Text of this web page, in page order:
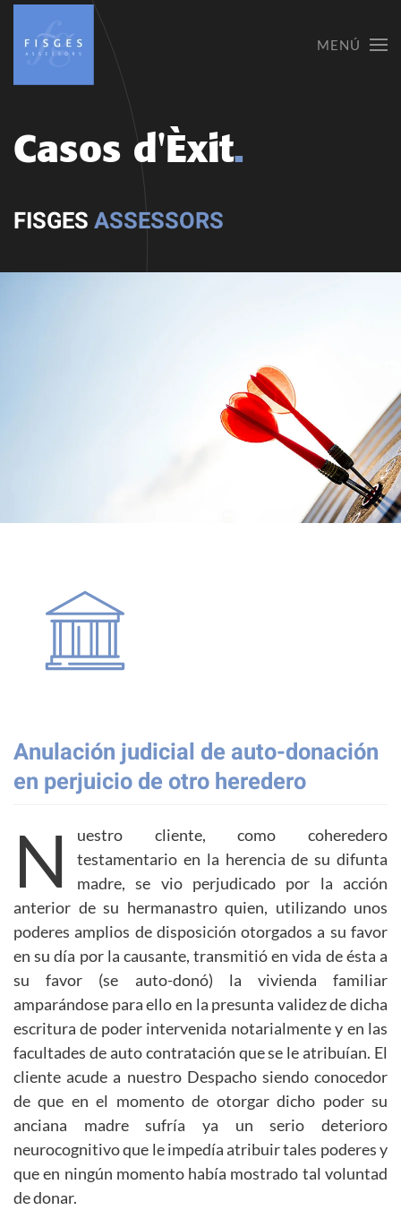
Skip
main
MENÚ
Casos d'Èxit.
FISGESASSESSORS
Anulación judicial de auto-donación
en perjuicio de otro heredero
N
uestro cliente, como coheredero
testamentario en la herencia de su difunta
madre, se vio perjudicado por la acción
anterior de su hermanastro quien, utilizando unos
poderes amplios de disposición otorgados a su favor
en su día por la causante, transmitió en vida de ésta a
su favor (se auto-donó) la vivienda familiar
amparándose para ello en la presunta validez de dicha
escritura de poder intervenida notarialmente y en las
facultades de auto contratación que se le atribuían. El
cliente acude a nuestro Despacho siendo conocedor
de que en el momento de otorgar dicho poder su
anciana madre sufría ya un serio deterioro
neurocognitivo que le impedía atribuir tales poderes y
que en ningún momento había mostrado tal voluntad
de donar.